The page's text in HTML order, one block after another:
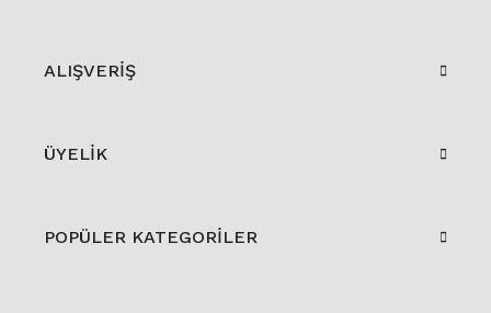
ALIŞVERİŞ
ÜYELİK
POPÜLER KATEGORİLER